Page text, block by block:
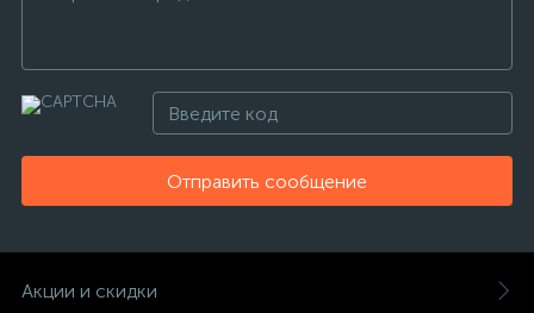
Отправить сообщение
Акции и скидки